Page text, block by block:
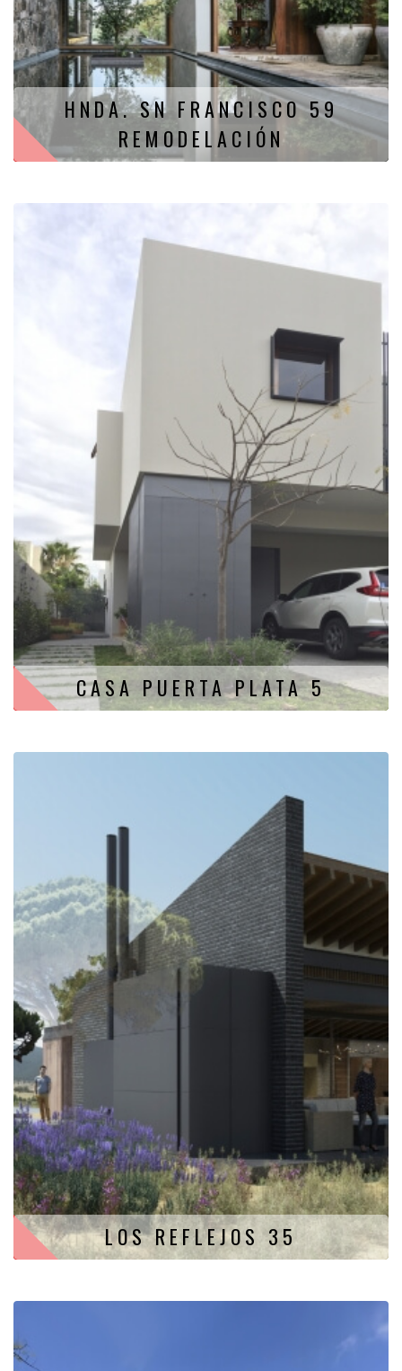
HNDA. SN FRANCISCO 59
REMODELACIÓN
CASA PUERTA PLATA 5
LOS REFLEJOS 35